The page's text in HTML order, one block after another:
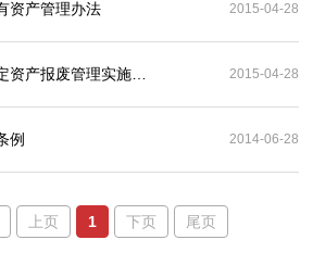
资产管理办法 2015-04-28
废管理实施细则（试行） 2015-04-28
例 2014-06-28
上页 1 下页 尾页